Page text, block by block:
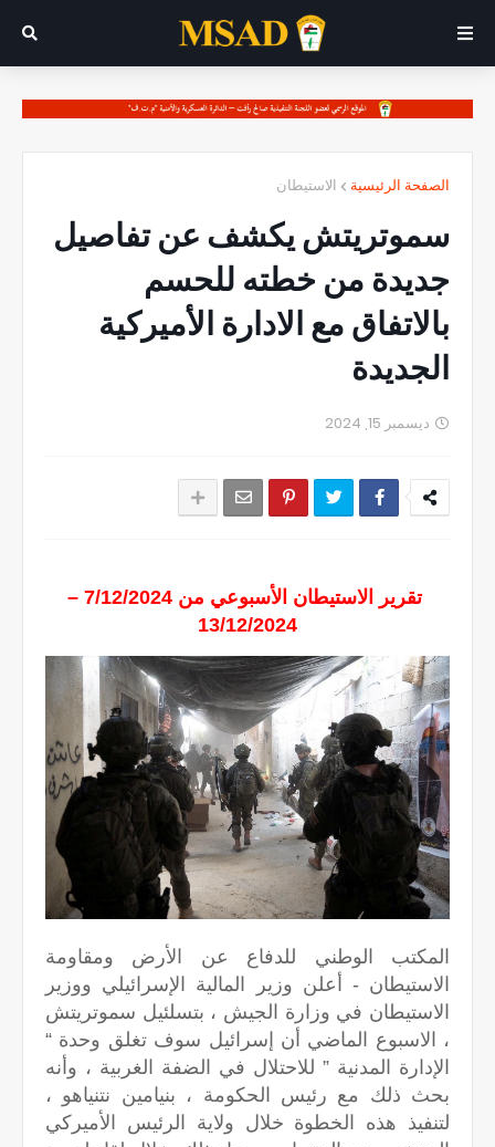
الصفحة الرئيسية الاستيطان
سموتريتش يكشف عن تفاصيل
جديدة من خطته للحسم
بالاتفاق مع الادارة الأميركية
الجديدة
ديسمبر 15, 2024
تقرير الاستيطان الأسبوعي من 7/12/2024 –
13/12/2024
المكتب الوطني للدفاع عن الأرض ومقاومة
الاستيطان - أعلن وزير المالية الإسرائيلي ووزير
الاستيطان في وزارة الجيش ، بتسلئيل سموتريتش
، الاسبوع الماضي أن إسرائيل سوف تغلق وحدة “
الإدارة المدنية ” للاحتلال في الضفة الغربية ، وأنه
بحث ذلك مع رئيس الحكومة ، بنيامين نتنياهو ،
لتنفيذ هذه الخطوة خلال ولاية الرئيس الأميركي